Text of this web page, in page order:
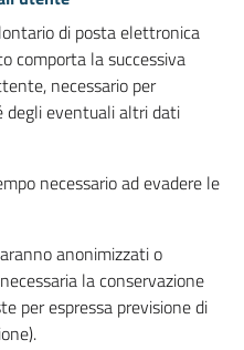
di posta elettronica
comporta la successiva
necessario per
degli eventuali altri dati
necessario ad evadere le
anonimizzati o
la conservazione
per espressa previsione di